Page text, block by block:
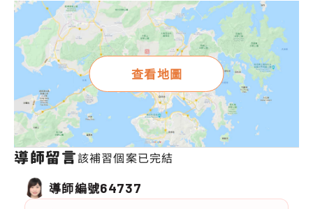
查看地圖
導師留言該補習個案已完結
導師編號64737